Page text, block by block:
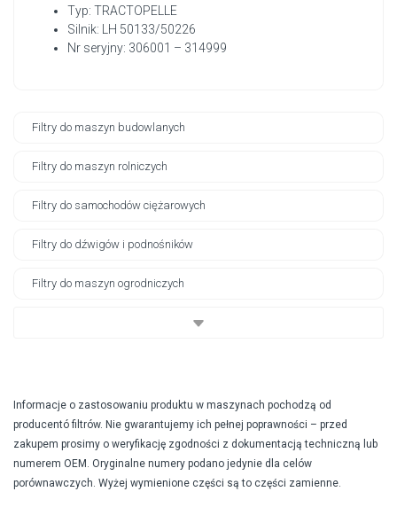
Typ: TRACTOPELLE
Silnik: LH 50133/50226
Nr seryjny: 306001 – 314999
Filtry do maszyn budowlanych
Filtry do maszyn rolniczych
Filtry do samochodów ciężarowych
Filtry do dźwigów i podnośników
Filtry do maszyn ogrodniczych
Informacje o zastosowaniu produktu w maszynach pochodzą od
producentó filtrów. Nie gwarantujemy ich pełnej poprawności – przed
zakupem prosimy o weryfikację zgodności z dokumentacją techniczną lub
numerem OEM. Oryginalne numery podano jedynie dla celów
porównawczych. Wyżej wymienione części są to części zamienne.